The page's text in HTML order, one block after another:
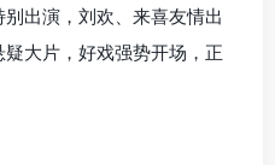
出演，刘欢、来喜友情出
大片，好戏强势开场，正